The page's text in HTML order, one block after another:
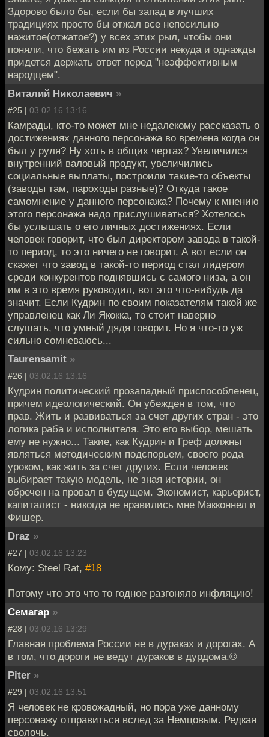
Здорово было бы, если бы запад в лучших
традициях просто бы отжал все непосильно
нажитое(отжатое?) у всех этих рыл, чтобы они
поняли, что бежать им из России некуда и однажды
придется держать ответ перед "неэффективным
народцем".
Виталий Николаевич »
#25 | 03.02.16 13:16
Камрады, кто-то может мне недалекому рассказать о
достижениях данного персонажа во времена когда он
был у руля? Ну хоть в общих чертах? Увеличился
внутренний валовый продукт, увеличились
социальные выплаты, построили такие-то объекты
(заводы там, пароходы разные)? Откуда такое
самомнение у данного персонажа? Почему к мнению
этого персонажа надо прислушиваться? Хотелось
бы услышать о его личных достижениях. Если
человек говорит, что был директором завода в такой-
то период, то это ничего не говорит. А вот если он
скажет что завод в такой-то период стал лидером
среди конкурентов поднявшись с самого низа, а он
им в это время руководил, вот это что-нибудь да
значит. Если Кудрин по своим показателям такой же
управленец как Ли Якокка, то стоит наверно
слушать, что умный дядя говорит. Но я что-то уж
сильно сомневаюсь...
Taurensamit »
#26 | 03.02.16 13:16
Кудрин политический прозападный приспособленец,
причем идеологический. Он убежден в том, что
прав. Жить и развиваться за счет других стран - это
логика раба и исполнителя. Это его выбор, мешать
ему не нужно... Такие, как Кудрин и Греф должны
являться методическим подспорьем, своего рода
уроком, как жить за счет других. Если человек
выбирает такую модель, не зная истории, он
обречен на провал в будущем. Экономист, карьерист,
капиталист - никогда не нравились мне Макконнел и
Фишер.
Draz »
#27 | 03.02.16 13:23
Кому: Steel Rat, #18
Потому что это что то годное разгоняло инфляцию!
Семагар »
#28 | 03.02.16 13:29
Главная проблема России не в дураках и дорогах. А
в том, что дороги не ведут дураков в дурдома.©
Piter »
#29 | 03.02.16 13:51
Я человек не кровожадный, но пора уже данному
персонажу отправиться вслед за Немцовым. Редкая
сволочь.